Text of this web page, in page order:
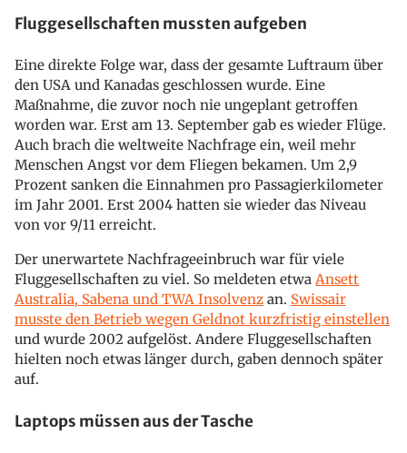
Fluggesellschaften mussten aufgeben
Eine direkte Folge war, dass der gesamte Luftraum über
den USA und Kanadas geschlossen wurde. Eine
Maßnahme, die zuvor noch nie ungeplant getroffen
worden war. Erst am 13. September gab es wieder Flüge.
Auch brach die weltweite Nachfrage ein, weil mehr
Menschen Angst vor dem Fliegen bekamen. Um 2,9
Prozent sanken die Einnahmen pro Passagierkilometer
im Jahr 2001. Erst 2004 hatten sie wieder das Niveau
von vor 9/11 erreicht.
Der unerwartete Nachfrageeinbruch war für viele
Fluggesellschaften zu viel. So meldeten etwa Ansett
Australia, Sabena und TWA Insolvenz an. Swissair
musste den Betrieb wegen Geldnot kurzfristig einstellen
und wurde 2002 aufgelöst. Andere Fluggesellschaften
hielten noch etwas länger durch, gaben dennoch später
auf.
Laptops müssen aus der Tasche